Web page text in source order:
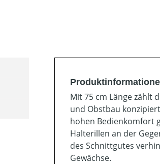
Mit 75 cm Länge zählt
und Obstbau
hohen Bedienkomfort
Halterillen an der
des Schnittgutes
Gewächse.